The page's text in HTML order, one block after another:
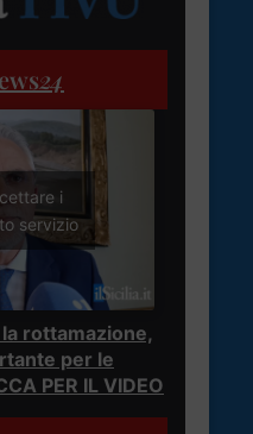
24
i
servizio
la rottamazione,
per le
PER IL VIDEO